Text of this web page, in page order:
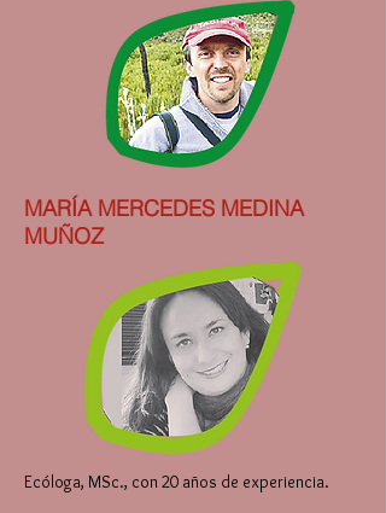
MARÍA MERCEDES MEDINA
MUÑOZ
Ecóloga, MSc., con 20 años de experiencia.